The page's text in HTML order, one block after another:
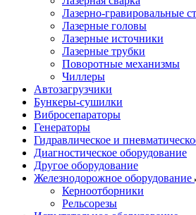
Лазерно-гравировальные
Лазерные головы
Лазерные источники
Лазерные трубки
Поворотные механизмы
Чиллеры
Автозагрузчики
Бункеры-сушилки
Вибросепараторы
Генераторы
Гидравлическое и
Диагностическое оборудование
Другое оборудование
Железнодорожное оборудование
Керноотборники
Рельсорезы